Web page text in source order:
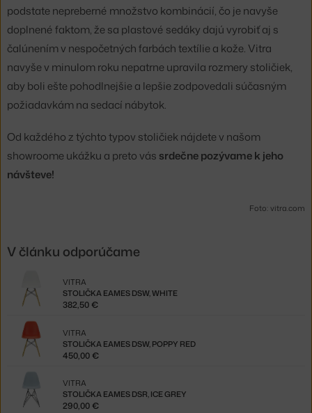
podstate nepreberné množstvo kombinácií, čo je navyše
doplnené faktom, že sa plastové sedáky dajú vyrobiť aj s
čalúnením v nespočetných farbách textílie a kože. Vitra
navyše v minulom roku nepatrne upravila rozmery stoličiek,
aby boli ešte pohodlnejšie a lepšie zodpovedali súčasným
požiadavkám na sedací nábytok.
Od každého z týchto typov stoličiek nájdete v našom
showroome ukážku a preto vás srdečne pozývame k jeho
návšteve!
Foto: vitra.com
V článku odporúčame
STOLIČKA EAMES DSW, WHITE
VITRA
382,50 €
STOLIČKA EAMES DSW, POPPY RED
VITRA
450,00 €
STOLIČKA EAMES DSR, ICE GREY
VITRA
290,00 €